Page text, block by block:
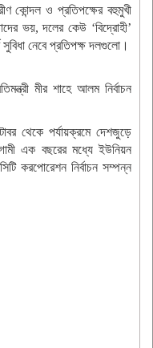
কোন্দল ও প্রতিপক্ষের বহুমুখী
ভয়, দলের কেউ ‘বিদ্রোহী’
সুবিধা নেবে প্রতিপক্ষ দলগুলো।
মীর শাহে আলম নির্বাচন
থেকে পর্যায়ক্রমে দেশজুড়ে
এক বছরের মধ্যে ইউনিয়ন
করপোরেশন নির্বাচন সম্পন্ন